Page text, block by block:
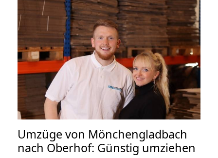
Umzüge von Mönchengladbach
nach Oberhof: Günstig umziehen